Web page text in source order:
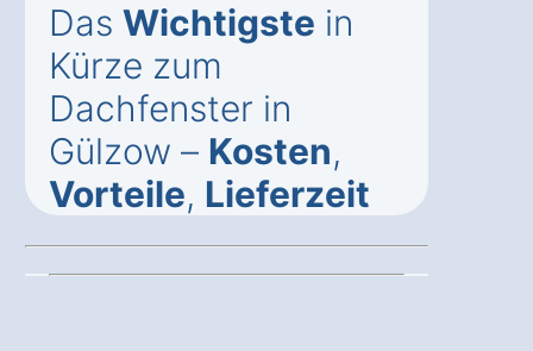
Das Wichtigste in
Kürze zum
Dachfenster in
Gülzow – Kosten,
Vorteile, Lieferzeit